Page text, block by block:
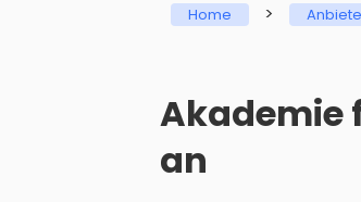
Home >
Akademie
an